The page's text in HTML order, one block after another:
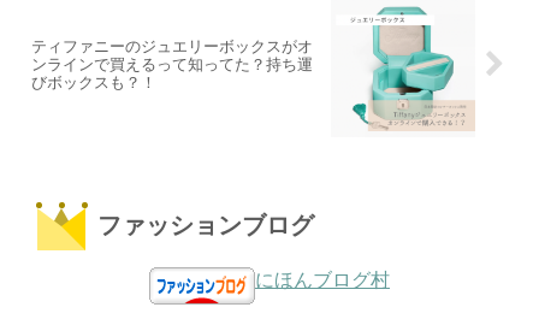
ティファニーのジュエリーボックスがオ
ンラインで買えるって知ってた？持ち運
びボックスも？！
ファッションブログ
にほんブログ村